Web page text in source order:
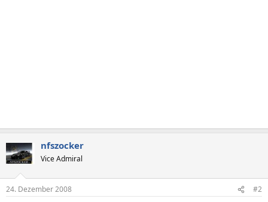
nfszocker
Vice Admiral
24. Dezember 2008 #2